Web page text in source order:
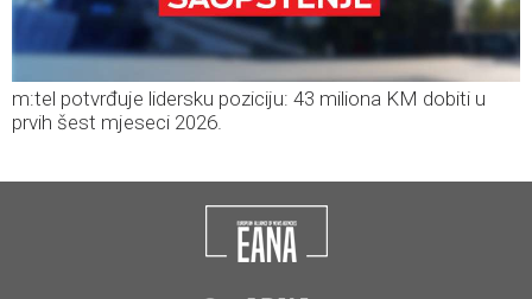
m:tel potvrđuje lidersku poziciju: 43 miliona KM dobiti u
prvih šest mjeseci 2026.